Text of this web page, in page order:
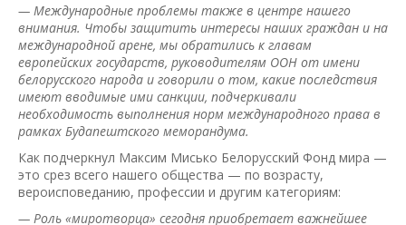
— Международные проблемы также в центре нашего
внимания. Чтобы защитить интересы наших граждан и на
международной арене, мы обратились к главам
европейских государств, руководителям ООН от имени
белорусского народа и говорили о том, какие последствия
имеют вводимые ими санкции, подчеркивали
необходимость выполнения норм международного права в
рамках Будапештского меморандума.
Как подчеркнул Максим Мисько Белорусский Фонд мира —
это срез всего нашего общества — по возрасту,
вероисповеданию, профессии и другим категориям:
— Роль «миротворца» сегодня приобретает важнейшее